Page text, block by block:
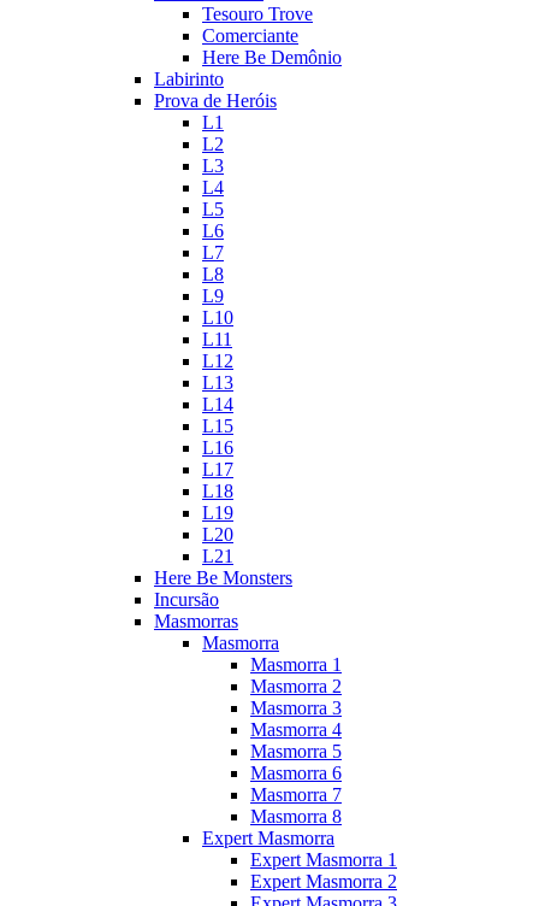
Tesouro Trove
Comerciante
Here Be Demônio
Labirinto
Prova de Heróis
L1
L2
L3
L4
L5
L6
L7
L8
L9
L10
L11
L12
L13
L14
L15
L16
L17
L18
L19
L20
L21
Here Be Monsters
Incursão
Masmorras
Masmorra
Masmorra 1
Masmorra 2
Masmorra 3
Masmorra 4
Masmorra 5
Masmorra 6
Masmorra 7
Masmorra 8
Expert Masmorra
Expert Masmorra 1
Expert Masmorra 2